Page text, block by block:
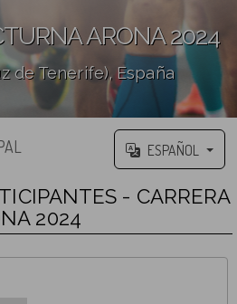
ARONA 2024
de Tenerife), España
ESPAÑOL
- CARRERA
2024